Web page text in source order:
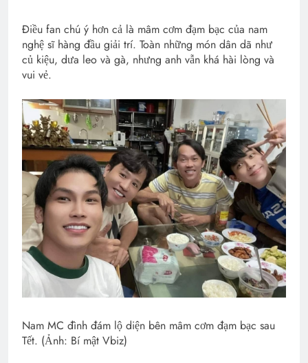
Điều fan chú ý hơn cả là mâm cơm đạm bạc của nam
nghệ sĩ hàng đầu giải trí. Toàn những món dân dã như
củ kiệu, dưa leo và gà, nhưng anh vẫn khá hài lòng và
vui vẻ.
Nam MC đình đám lộ diện bên mâm cơm đạm bạc sau
Tết. (Ảnh: Bí mật Vbiz)